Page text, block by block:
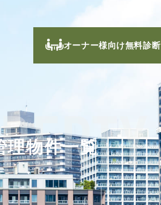
オーナー様向け無料診断
理物件一覧